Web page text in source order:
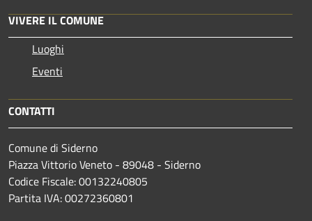
VIVERE IL COMUNE
Luoghi
Eventi
CONTATTI
Comune di Siderno
Piazza Vittorio Veneto - 89048 - Siderno
Codice Fiscale: 00132240805
Partita IVA: 00272360801